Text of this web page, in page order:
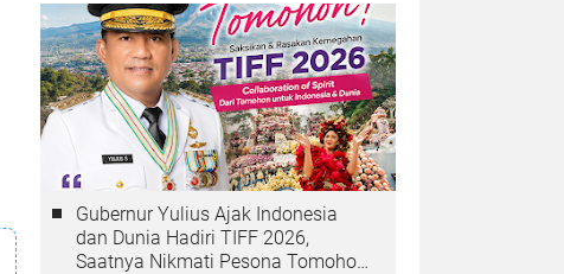
Gubernur Yulius Ajak Indonesia
dan Dunia Hadiri TIFF 2026,
Saatnya Nikmati Pesona Tomohon